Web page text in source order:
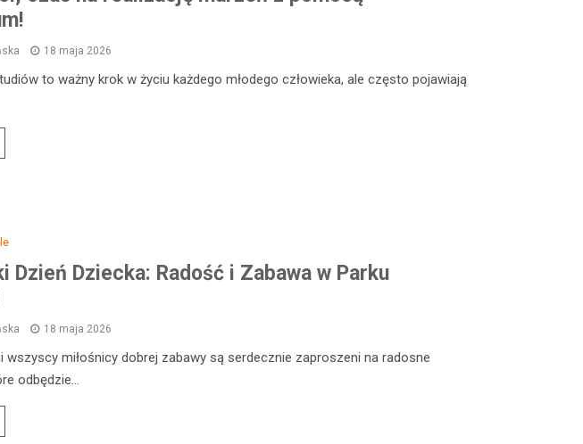
18 maja 2026
to ważny krok w życiu każdego młodego człowieka, ale często pojawiają
Dzień Dziecka: Radość i Zabawa w Parku
18 maja 2026
wszyscy miłośnicy dobrej zabawy są serdecznie zaproszeni na radosne
odbędzie…